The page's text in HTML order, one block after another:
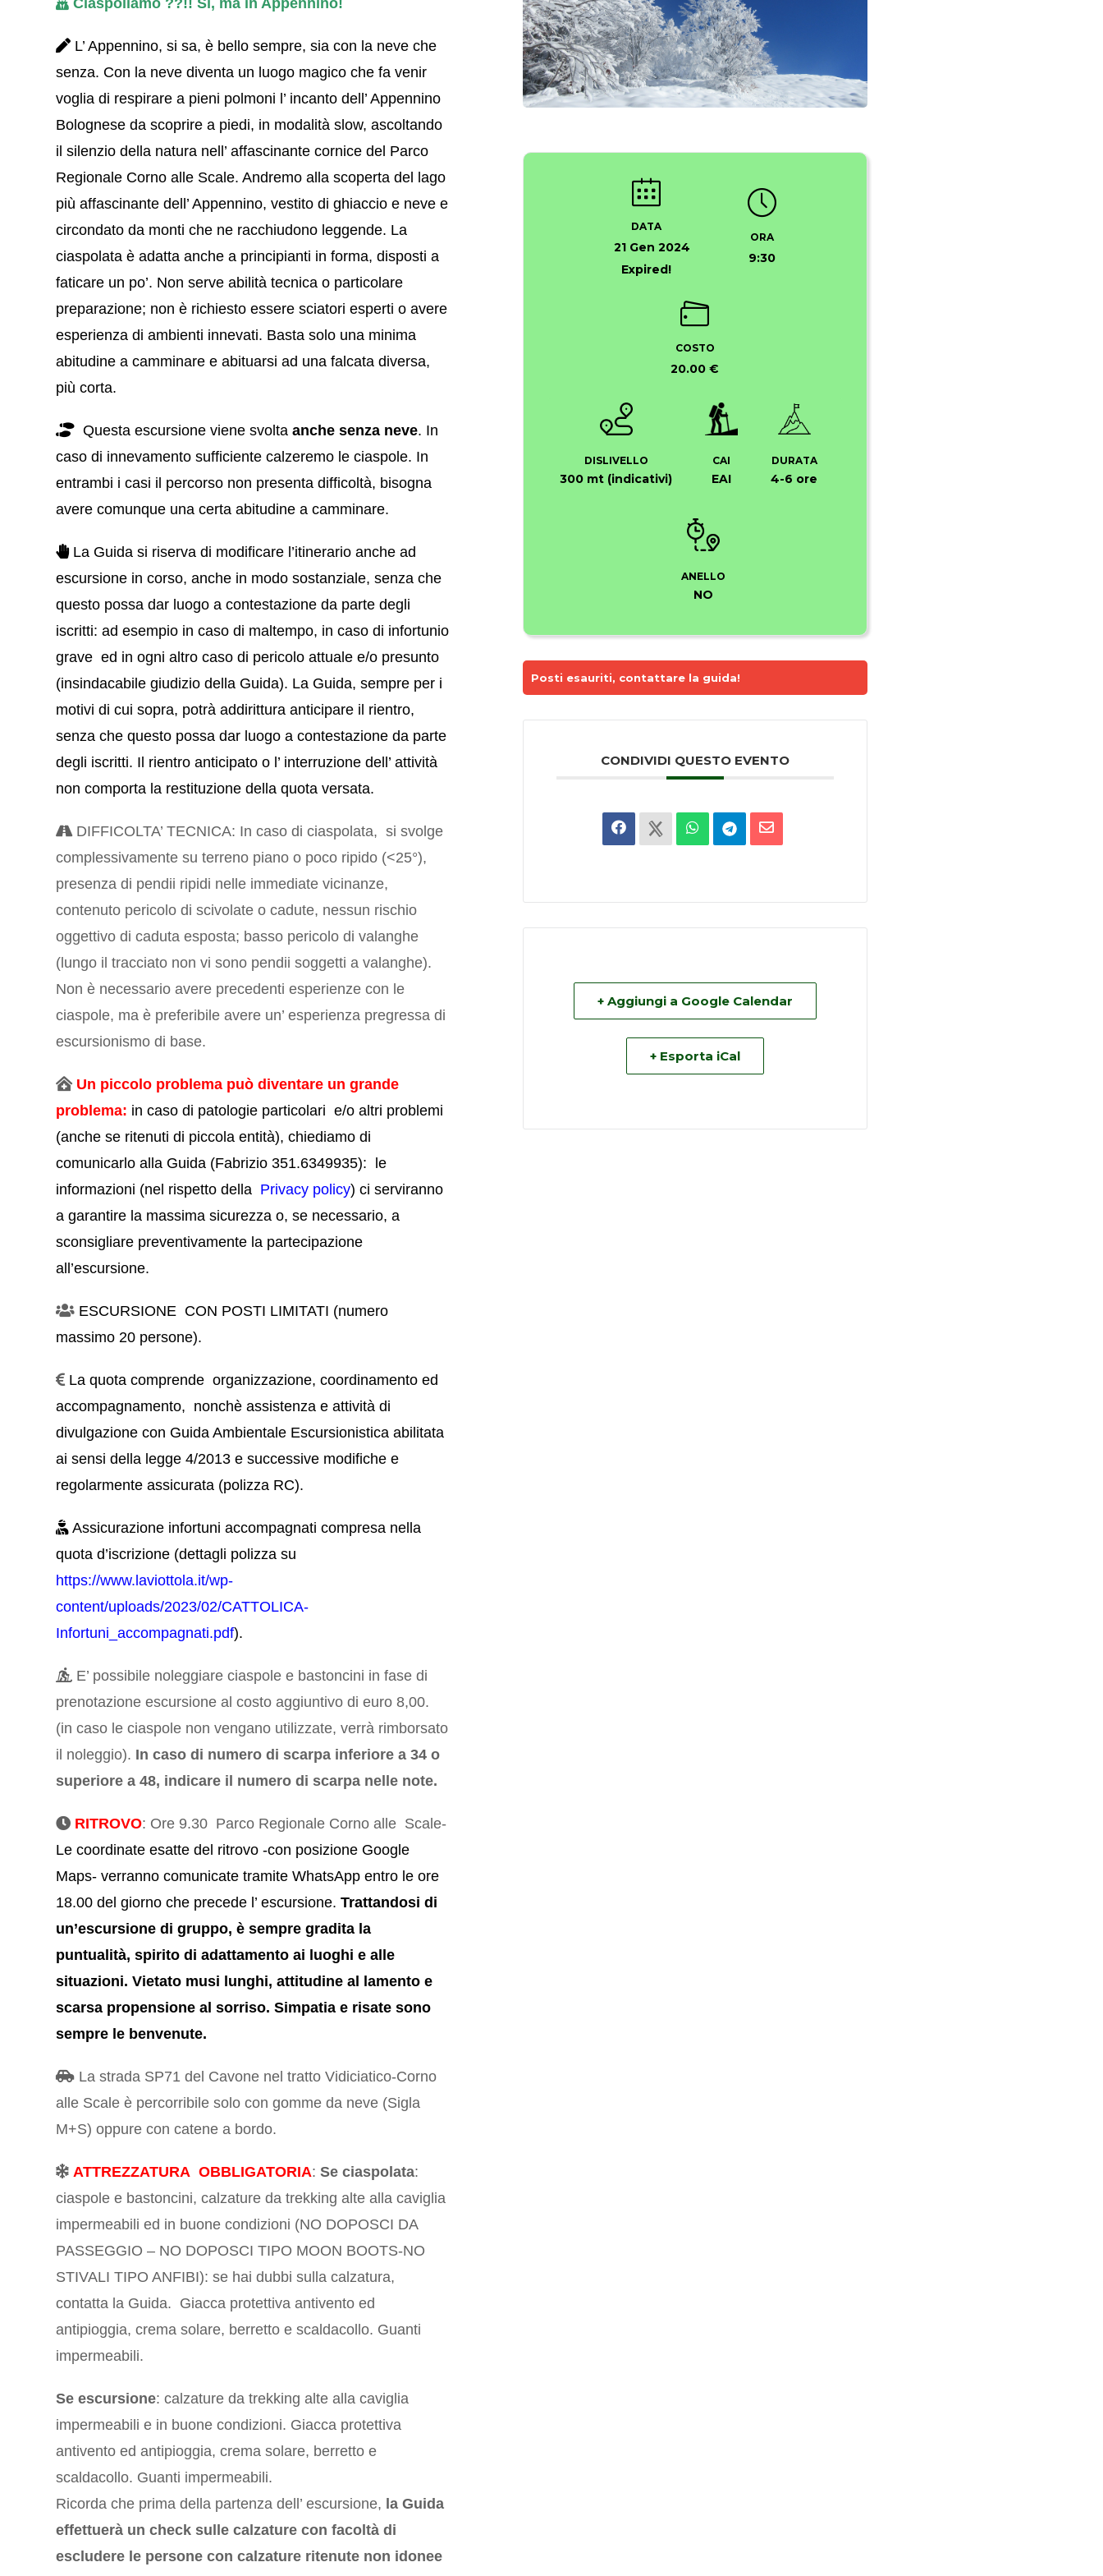
Ciaspoliamo ??!! Sì, ma in Appennino!
L’ Appennino, si sa, è bello sempre, sia con la neve che
senza. Con la neve diventa un luogo magico che fa venir
voglia di respirare a pieni polmoni l’ incanto dell’ Appennino
Bolognese da scoprire a piedi, in modalità slow, ascoltando
il silenzio della natura nell’ affascinante cornice del Parco
Regionale Corno alle Scale. Andremo alla scoperta del lago
più affascinante dell’ Appennino, vestito di ghiaccio e neve e
circondato da monti che ne racchiudono leggende. La
ciaspolata è adatta anche a principianti in forma, disposti a
faticare un po’. Non serve abilità tecnica o particolare
preparazione; non è richiesto essere sciatori esperti o avere
esperienza di ambienti innevati. Basta solo una minima
abitudine a camminare e abituarsi ad una falcata diversa,
più corta.
Questa escursione viene svoltaanche senza neve. In
caso di innevamento sufficiente calzeremo le ciaspole. In
entrambi i casi il percorso non presenta difficoltà, bisogna
avere comunque una certa abitudine a camminare.
La Guida si riserva di modificare l’itinerario anche ad
escursione in corso, anche in modo sostanziale, senza che
questo possa dar luogo a contestazione da parte degli
iscritti: ad esempio in caso di maltempo, in caso di infortunio
grave ed in ogni altro caso di pericolo attuale e/o presunto
(insindacabile giudizio della Guida). La Guida, sempre per i
motivi di cui sopra, potrà addirittura anticipare il rientro,
senza che questo possa dar luogo a contestazione da parte
degli iscritti. Il rientro anticipato o l’ interruzione dell’ attività
non comporta la restituzione della quota versata.
DIFFICOLTA’ TECNICA: In caso di ciaspolata, si svolge
complessivamente su terreno piano o poco ripido (<25°),
presenza di pendii ripidi nelle immediate vicinanze,
contenuto pericolo di scivolate o cadute, nessun rischio
oggettivo di caduta esposta; basso pericolo di valanghe
(lungo il tracciato non vi sono pendii soggetti a valanghe).
Non è necessario avere precedenti esperienze con le
ciaspole, ma è preferibile avere un’ esperienza pregressa di
escursionismo di base.
Un piccolo problema può diventare un grande
problema: in caso di patologie particolari e/o altri problemi
(anche se ritenuti di piccola entità), chiediamo di
comunicarlo alla Guida (Fabrizio 351.6349935): le
informazioni (nel rispetto della Privacy policy)ci serviranno
a garantire la massima sicurezza o, se necessario, a
sconsigliare preventivamente la partecipazione
all’escursione.
ESCURSIONE CON POSTI LIMITATI (numero
massimo 20 persone).
La quota comprende organizzazione, coordinamento ed
accompagnamento, nonchè assistenza e attività di
divulgazione con Guida Ambientale Escursionistica abilitata
ai sensi della legge 4/2013 e successive modifiche e
regolarmente assicurata (polizza RC).
Assicurazione infortuni accompagnati compresa nella
quota d’iscrizione (dettagli polizza su
https://www.laviottola.it/wp-
content/uploads/2023/02/CATTOLICA-
Infortuni_accompagnati.pdf).
E’ possibile noleggiare ciaspole e bastoncini in fase di
prenotazione escursione al costo aggiuntivo di euro 8,00.
(in caso le ciaspole non vengano utilizzate, verrà rimborsato
il noleggio). In caso di numero di scarpa inferiore a 34 o
superiore a 48, indicare il numero di scarpa nelle note.
RITROVO: Ore 9.30 Parco Regionale Corno alle Scale-
Le coordinate esatte del ritrovo -con posizione Google
Maps- verranno comunicate tramite WhatsApp entro le ore
18.00 del giorno che precede l’ escursione.Trattandosi di
un’escursione di gruppo, è sempre gradita la
puntualità, spirito di adattamento ai luoghi e alle
situazioni. Vietato musi lunghi, attitudine al lamento e
scarsa propensione al sorriso. Simpatia e risate sono
sempre le benvenute.
La strada SP71 del Cavone nel tratto Vidiciatico-Corno
alle Scale è percorribile solo con gomme da neve (Sigla
M+S) oppure con catene a bordo.
ATTREZZATURA OBBLIGATORIA:Se ciaspolata:
ciaspole e bastoncini, calzature da trekking alte alla caviglia
impermeabili ed in buone condizioni (NO DOPOSCI DA
PASSEGGIO – NO DOPOSCI TIPO MOON BOOTS-NO
STIVALI TIPO ANFIBI): se hai dubbi sulla calzatura,
contatta la Guida. Giacca protettiva antivento ed
antipioggia, crema solare, berretto e scaldacollo. Guanti
impermeabili.
Se escursione: calzature da trekking alte alla caviglia
impermeabili e in buone condizioni. Giacca protettiva
antivento ed antipioggia, crema solare, berretto e
scaldacollo. Guanti impermeabili.
Ricorda che prima della partenza dell’ escursione, la Guida
effettuerà un check sulle calzature con facoltà di
escludere le persone con calzature ritenute non idonee
DATA
21 Gen 2024
Expired!
ORA
9:30
COSTO
20.00 €
DISLIVELLO
300 mt (indicativi)
CAI
EAI
DURATA
4-6 ore
ANELLO
NO
Posti esauriti, contattare la guida!
CONDIVIDI QUESTO EVENTO
+ Aggiungi a Google Calendar
+ Esporta iCal